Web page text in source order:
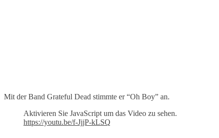
Mit der Band Grateful Dead stimmte er “Oh Boy” an.
Aktivieren Sie JavaScript um das Video zu sehen.
https://youtu.be/f-JjjP-kLSQ